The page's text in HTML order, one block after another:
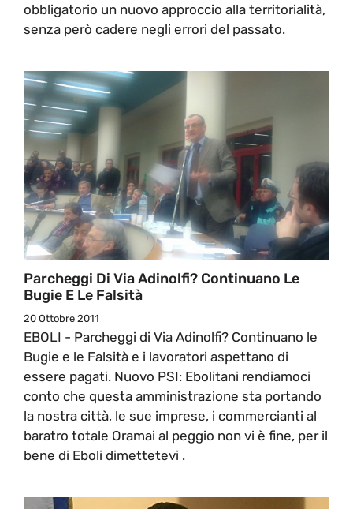
obbligatorio un nuovo approccio alla territorialità,
senza però cadere negli errori del passato.
Parcheggi Di Via Adinolfi? Continuano Le
Bugie E Le Falsità
20 Ottobre 2011
EBOLI - Parcheggi di Via Adinolfi? Continuano le
Bugie e le Falsità e i lavoratori aspettano di
essere pagati. Nuovo PSI: Ebolitani rendiamoci
conto che questa amministrazione sta portando
la nostra città, le sue imprese, i commercianti al
baratro totale Oramai al peggio non vi è fine, per il
bene di Eboli dimettetevi .